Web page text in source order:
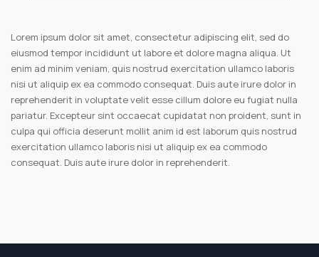
Lorem ipsum dolor sit amet, consectetur adipiscing elit, sed do
eiusmod tempor incididunt ut labore et dolore magna aliqua. Ut
enim ad minim veniam, quis nostrud exercitation ullamco laboris
nisi ut aliquip ex ea commodo consequat. Duis aute irure dolor in
reprehenderit in voluptate velit esse cillum dolore eu fugiat nulla
pariatur. Excepteur sint occaecat cupidatat non proident, sunt in
culpa qui officia deserunt mollit anim id est laborum quis nostrud
exercitation ullamco laboris nisi ut aliquip ex ea commodo
consequat. Duis aute irure dolor in reprehenderit.